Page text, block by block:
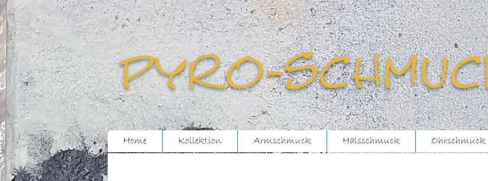
pyro-
Home Kollektion Armschmuck Halsschmuck Ohrschmuck